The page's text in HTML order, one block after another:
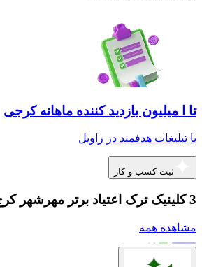
تا ا میلیون بازدید کننده ماهانه کرجی
با تبلیغات هدفمند در راویل
ثبت کسب و کار
3 کلینیک ترک اعتیاد برتر مهرشهر کرج
مشاهده همه